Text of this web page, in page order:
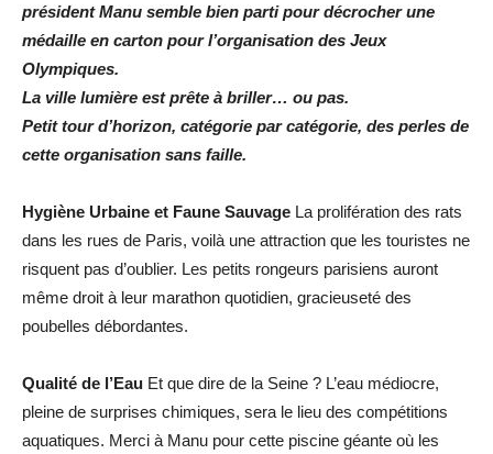
président Manu semble bien parti pour décrocher une
médaille en carton pour l’organisation des Jeux
Olympiques.
La ville lumière est prête à briller… ou pas.
Petit tour d’horizon, catégorie par catégorie, des perles de
cette organisation sans faille.
Hygiène Urbaine et Faune Sauvage La prolifération des rats
dans les rues de Paris, voilà une attraction que les touristes ne
risquent pas d’oublier. Les petits rongeurs parisiens auront
même droit à leur marathon quotidien, gracieuseté des
poubelles débordantes.
Qualité de l’Eau Et que dire de la Seine ? L’eau médiocre,
pleine de surprises chimiques, sera le lieu des compétitions
aquatiques. Merci à Manu pour cette piscine géante où les